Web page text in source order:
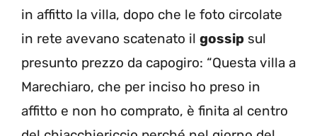
in affitto la villa, dopo che le foto circolate
in rete avevano scatenato il gossip sul
presunto prezzo da capogiro: “Questa villa a
Marechiaro, che per inciso ho preso in
affitto e non ho comprato, è finita al centro